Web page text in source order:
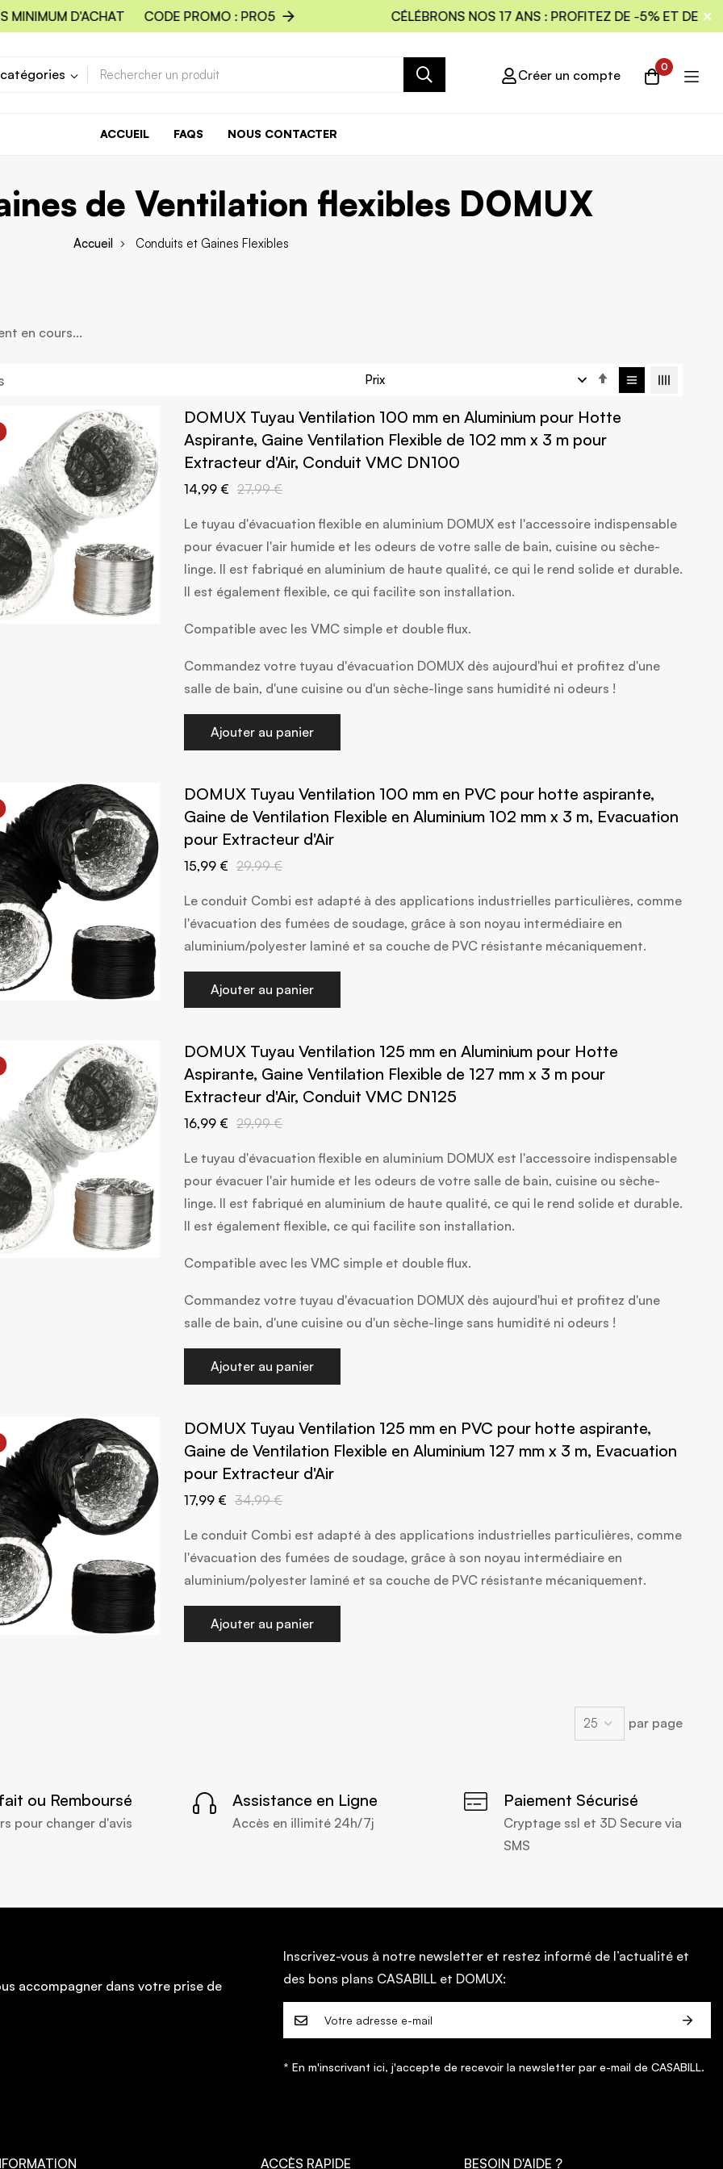
D'ACHAT CODE PROMO : PRO5 CÉLÉBRONS NOS 17 ANS : PROFITEZ DE -5% ET DE LA
Créer un compte
0
ACCUEIL FAQS NOUS CONTACTER
de Ventilation flexibles DOMUX
Accueil Conduits et Gaines Flexibles
en cours...
Par
ordre
décroissant
DOMUX Tuyau Ventilation 100 mm en Aluminium pour Hotte
Aspirante, Gaine Ventilation Flexible de 102 mm x 3 m pour
Extracteur d'Air, Conduit VMC DN100
14,99 € 27,99 €
Le tuyau d'évacuation flexible en aluminium DOMUX est l'accessoire indispensable
pour évacuer l'air humide et les odeurs de votre salle de bain, cuisine ou sèche-
linge. Il est fabriqué en aluminium de haute qualité, ce qui le rend solide et durable.
Il est également flexible, ce qui facilite son installation.
Compatible avec les VMC simple et double flux.
Commandez votre tuyau d'évacuation DOMUX dès aujourd'hui et profitez d'une
salle de bain, d'une cuisine ou d'un sèche-linge sans humidité ni odeurs !
Ajouter au panier
DOMUX Tuyau Ventilation 100 mm en PVC pour hotte aspirante,
Gaine de Ventilation Flexible en Aluminium 102 mm x 3 m, Evacuation
pour Extracteur d'Air
15,99 € 29,99 €
Le conduit Combi est adapté à des applications industrielles particulières, comme
l'évacuation des fumées de soudage, grâce à son noyau intermédiaire en
aluminium/polyester laminé et sa couche de PVC résistante mécaniquement.
Ajouter au panier
DOMUX Tuyau Ventilation 125 mm en Aluminium pour Hotte
Aspirante, Gaine Ventilation Flexible de 127 mm x 3 m pour
Extracteur d'Air, Conduit VMC DN125
16,99 € 29,99 €
Le tuyau d'évacuation flexible en aluminium DOMUX est l'accessoire indispensable
pour évacuer l'air humide et les odeurs de votre salle de bain, cuisine ou sèche-
linge. Il est fabriqué en aluminium de haute qualité, ce qui le rend solide et durable.
Il est également flexible, ce qui facilite son installation.
Compatible avec les VMC simple et double flux.
Commandez votre tuyau d'évacuation DOMUX dès aujourd'hui et profitez d'une
salle de bain, d'une cuisine ou d'un sèche-linge sans humidité ni odeurs !
Ajouter au panier
DOMUX Tuyau Ventilation 125 mm en PVC pour hotte aspirante,
Gaine de Ventilation Flexible en Aluminium 127 mm x 3 m, Evacuation
pour Extracteur d'Air
17,99 € 34,99 €
Le conduit Combi est adapté à des applications industrielles particulières, comme
l'évacuation des fumées de soudage, grâce à son noyau intermédiaire en
aluminium/polyester laminé et sa couche de PVC résistante mécaniquement.
Ajouter au panier
par page
ou Remboursé
pour changer d'avis
Assistance en Ligne
Accès en illimité 24h/7j
Paiement Sécurisé
Cryptage ssl et 3D Secure via
SMS
accompagner dans votre prise de
Inscrivez-vous à notre newsletter et restez informé de l’actualité et
des bons plans CASABILL et DOMUX:
* En m'inscrivant ici, j'accepte de recevoir la newsletter par e-mail de CASABILL.
ACCÈS RAPIDE BESOIN D'AIDE ?